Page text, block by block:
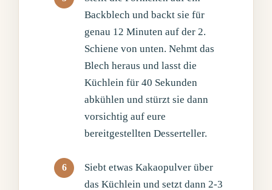
Backblech und backt sie für
genau 12 Minuten auf der 2.
Schiene von unten. Nehmt das
Blech heraus und lasst die
Küchlein für 40 Sekunden
abkühlen und stürzt sie dann
vorsichtig auf eure
bereitgestellten Desserteller.
Siebt etwas Kakaopulver über
das Küchlein und setzt dann 2-3